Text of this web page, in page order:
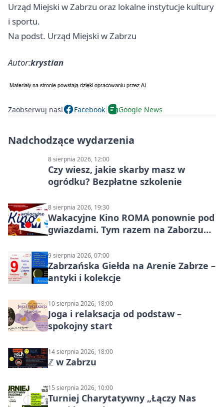
Urząd Miejski w Zabrzu oraz lokalne instytucje kultury
i sportu.
Na podst. Urząd Miejski w Zabrzu
Autor:krystian
Zaobserwuj nas! Facebook Google News
Nadchodzące wydarzenia
8 sierpnia 2026, 12:00
Czy wiesz, jakie skarby masz w
ogródku? Bezpłatne szkolenie
8 sierpnia 2026, 19:30
Wakacyjne Kino ROMA ponownie pod
gwiazdami. Tym razem na Zaborzu
9 sierpnia 2026, 07:00
Zabrzańska Giełda na Arenie Zabrze –
antyki i kolekcje
10 sierpnia 2026, 18:00
Joga i relaksacja od podstaw –
spokojny start
14 sierpnia 2026, 18:00
ℤ w Zabrzu
15 sierpnia 2026, 10:00
Turniej Charytatywny „Łączy Nas